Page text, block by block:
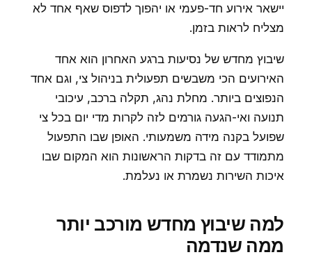
יישאר אירוע חד-פעמי או יהפוך לדפוס שאף אחד לא
מצליח לראות בזמן.
שיבוץ מחדש של נסיעות ברגע האחרון הוא אחד
האירועים הכי משבשים תפעולית בניהול צי, וגם אחד
הנפוצים ביותר. מחלת נהג, תקלה ברכב, עיכובי
תנועה ואי-הגעה גורמים לזה לקרות מדי יום בכל צי
שפועל בקנה מידה משמעותי. האופן שבו התפעול
מתמודד עם זה בדקות הראשונות הוא המקום שבו
איכות השירות נשמרת או נעלמת.
למה שיבוץ מחדש מורכב יותר
ממה שנדמה